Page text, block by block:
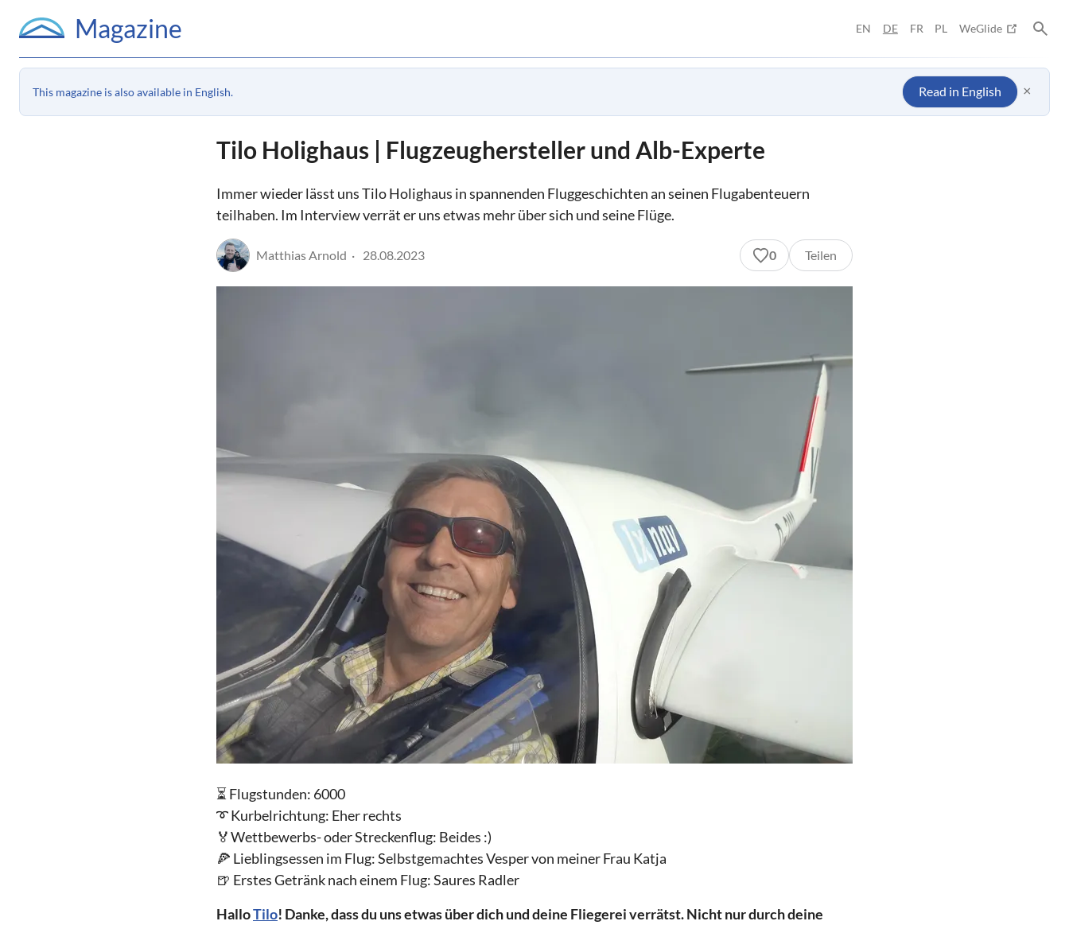
Magazine EN DE FR PL WeGlide
This magazine is also available in English. Read in English ×
Tilo Holighaus | Flugzeughersteller und Alb-Experte
Immer wieder lässt uns Tilo Holighaus in spannenden Fluggeschichten an seinen Flugabenteuern
teilhaben. Im Interview verrät er uns etwas mehr über sich und seine Flüge.
Matthias Arnold 28.08.2023 0 Teilen
⏳ Flugstunden: 6000
➰ Kurbelrichtung: Eher rechts
🏅Wettbewerbs- oder Streckenflug: Beides :)
🍕 Lieblingsessen im Flug: Selbstgemachtes Vesper von meiner Frau Katja
🍺 Erstes Getränk nach einem Flug: Saures Radler
HalloTilo! Danke, dass du uns etwas über dich und deine Fliegerei verrätst. Nicht nur durch deine